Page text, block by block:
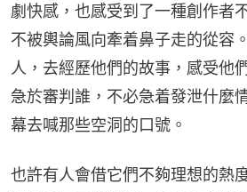
劇快感，也感受到了一種創作者
不被輿論風向牽着鼻子走的從容
人，去經歷他們的故事，感受他
急於審判誰，不必急着發泄什麼
幕去喊那些空洞的口號。
也許有人會借它們不夠理想的熱